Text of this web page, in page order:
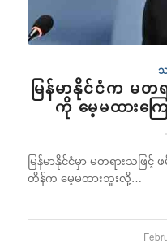
သ
မြန်မာနိုင်ငံက မတ
ကို မေ့မထားကြေ
မြန်မာနိုင်ငံမှာ မတရားသဖြ
တိန်က မေ့မထားဘူးလို့…